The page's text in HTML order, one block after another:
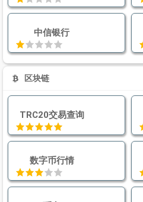
中信银行
区块链
TRC20交易查询
数字币行情